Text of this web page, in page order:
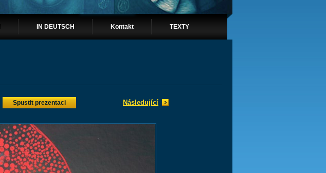
IN DEUTSCH Kontakt TEXTY
Spustit prezentaci Následující